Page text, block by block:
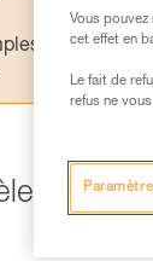
de
de RIG :
Vous
cet effet en
Le fait de
refus ne